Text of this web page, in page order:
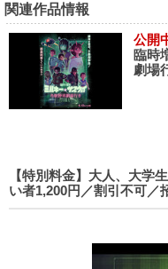
関連作品情報
公開
臨時
劇場
【特別料金】大人、大学
い者1,200円／割引不可／